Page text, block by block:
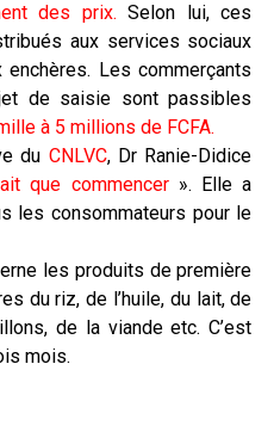
des prix. Selon lui, ces
aux services sociaux
Les commerçants
de saisie sont passibles
à 5 millions de FCFA.
du CNLVC, Dr Ranie-Didice
que commencer». Elle a
les consommateurs pour le
les produits de première
du riz, de l’huile, du lait, de
de la viande etc. C’est
mois.